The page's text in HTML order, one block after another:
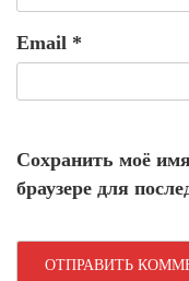
Email *
Сохранить моё
браузере для